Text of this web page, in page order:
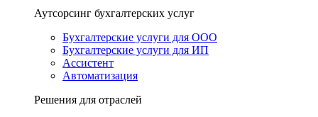
Аутсорсинг бухгалтерских услуг
Бухгалтерские услуги для ООО
Бухгалтерские услуги для ИП
Ассистент
Автоматизация
Решения для отраслей